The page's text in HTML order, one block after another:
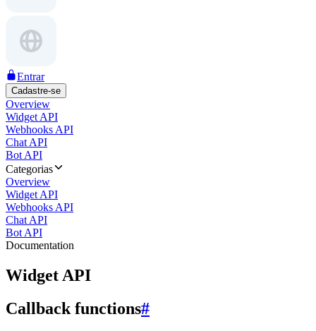
Entrar
Cadastre-se
Overview
Widget API
Webhooks API
Chat API
Bot API
Categorias
Overview
Widget API
Webhooks API
Chat API
Bot API
Documentation
Widget API
Callback functions#